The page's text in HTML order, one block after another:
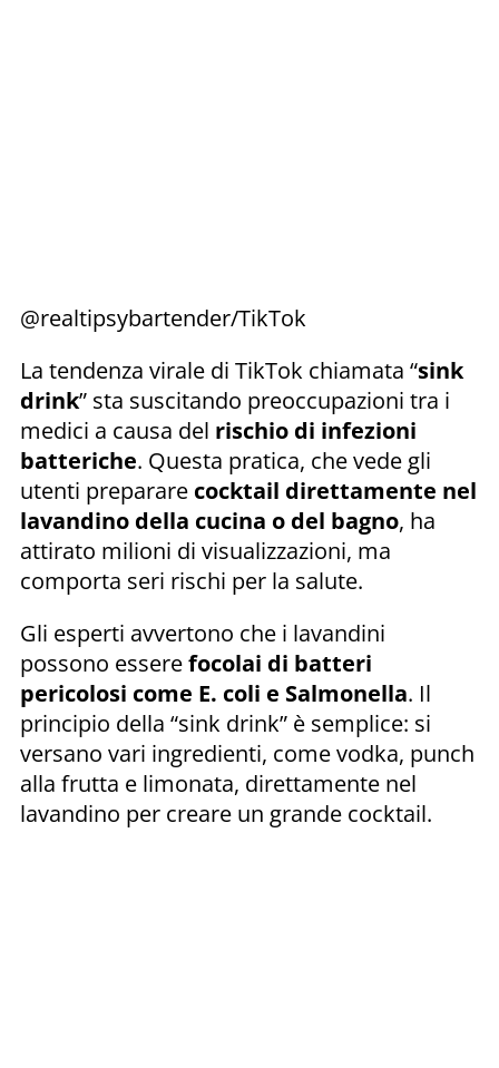
@realtipsybartender/TikTok
La tendenza virale di TikTok chiamata “sink
drink” sta suscitando preoccupazioni tra i
medici a causa del rischio di infezioni
batteriche. Questa pratica, che vede gli
utenti preparare cocktail direttamente nel
lavandino della cucina o del bagno, ha
attirato milioni di visualizzazioni, ma
comporta seri rischi per la salute.
Gli esperti avvertono che i lavandini
possono esserefocolai di batteri
pericolosi come E. coli e Salmonella. Il
principio della “sink drink” è semplice: si
versano vari ingredienti, come vodka, punch
alla frutta e limonata, direttamente nel
lavandino per creare un grande cocktail.